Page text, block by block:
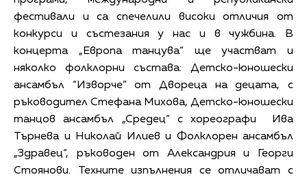
фестивали и са спечелили високи отличия от
конкурси и състезания у нас и в чужбина. В
концерта „Европа танцува“ ще участват и
няколко фолклорни състава: Детско-юношески
ансамбъл “Изворче” от Двореца на децата, с
ръководител Стефана Михова, Детско-юношески
танцов ансамбъл „Средец“ с хореографи Ива
Търнева и Николай Илиев и Фолклорен ансамбъл
„Здравец“, ръководен от Александрия и Георги
Стоянови. Техните изпълнения се отличават с